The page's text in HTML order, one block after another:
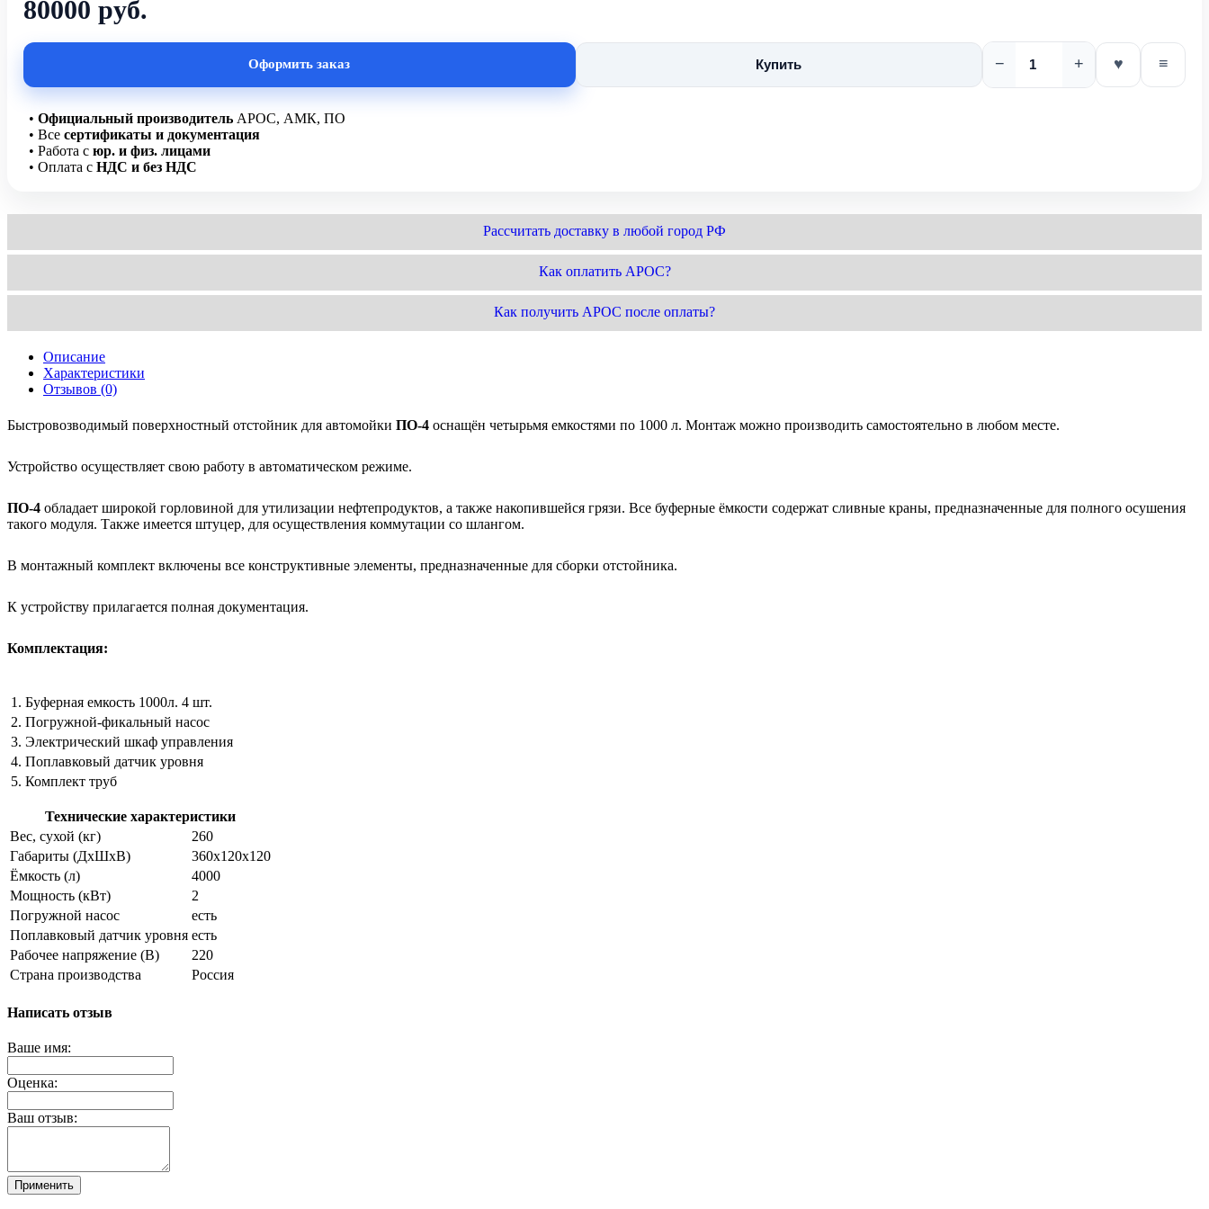
80000 руб.
Оформить заказ Купить − + ♥ ≡
• Официальный производитель АРОС, АМК, ПО
• Все сертификаты и документация
• Работа с юр. и физ. лицами
• Оплата с НДС и без НДС
Рассчитать доставку в любой город РФ
Как оплатить АРОС?
Как получить АРОС после оплаты?
Описание
Характеристики
Отзывов (0)
Быстровозводимый поверхностный отстойник для автомойки ПО-4 оснащён четырьмя емкостями по 1000 л. Монтаж можно производить самостоятельно в любом месте.
Устройство осуществляет свою работу в автоматическом режиме.
ПО-4 обладает широкой горловиной для утилизации нефтепродуктов, а также накопившейся грязи. Все буферные ёмкости содержат сливные краны, предназначенные для полного осушения
такого модуля. Также имеется штуцер, для осуществления коммутации со шлангом.
В монтажный комплект включены все конструктивные элементы, предназначенные для сборки отстойника.
К устройству прилагается полная документация.
Комплектация:
Буферная емкость 1000л. 4 шт.
Погружной-фикальный насос
Электрический шкаф управления
Поплавковый датчик уровня
Комплект труб
Технические характеристики
Вес, сухой (кг)
260
Габариты (ДxШxВ)
360х120х120
Ёмкость (л)
4000
Мощность (кВт)
2
Погружной насос
есть
Поплавковый датчик уровня есть
Рабочее напряжение (В)
220
Страна производства
Россия
Написать отзыв
Ваше имя:
Оценка:
Ваш отзыв:
Применить